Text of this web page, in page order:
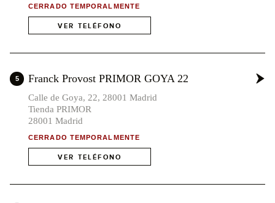
CERRADO TEMPORALMENTE
VER TELÉFONO
5 Franck Provost PRIMOR GOYA 22
Calle de Goya, 22, 28001 Madrid
Tienda PRIMOR
28001 Madrid
CERRADO TEMPORALMENTE
VER TELÉFONO